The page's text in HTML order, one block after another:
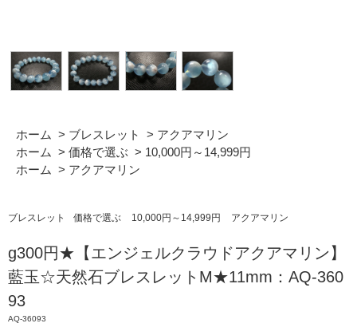
ホーム > ブレスレット > アクアマリン
ホーム > 価格で選ぶ > 10,000円～14,999円
ホーム > アクアマリン
ブレスレット 価格で選ぶ 10,000円～14,999円 アクアマリン
g300円★【エンジェルクラウドアクアマリン】
藍玉☆天然石ブレスレットM★11mm：AQ-360
93
AQ-36093